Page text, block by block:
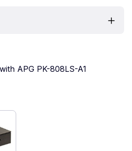
APG PK-808LS-A1